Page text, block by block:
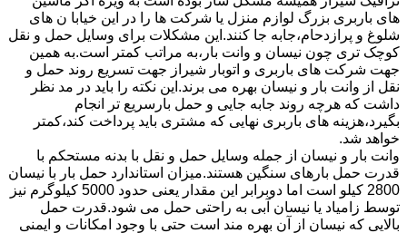
های باربری بزرگ لوازم منزل یا شرکت ها را در این خیابا ن های
شلوغ و پرازدحام،جابه جا کنند.این مشکلات برای وسایل حمل و نقل
کوچک تری چون نیسان و وانت بار،به مراتب کمتر است.به همین
جهت شرکت های باربری و اتوبار شیراز جهت تسریع روند حمل و
نقل از وانت بار و نیسان بهره می برند.این نکته را باید در مد نظر
داشت که هرچه روند جابه جایی و حمل بارسریع تر انجام
بگیرد،هزینه های باربری نهایی که مشتری باید پرداخت کند،کمتر
خواهد شد.
وانت بار و نیسان از جمله وسایل حمل و نقل با بدنه مستحکم با
قدرت حمل بارهای سنگین هستند.میزان استاندارد حمل بار با نیسان
2800 کیلو است اما دوبرابر این مقدار یعنی حدود 5000 کیلوگرم نیز
توسط زامیاد یا نیسان آبی به راحتی حمل می شود.قدرت حمل
بالایی که نیسان از آن بهره مند است حتی با وجود امکانات و ایمنی